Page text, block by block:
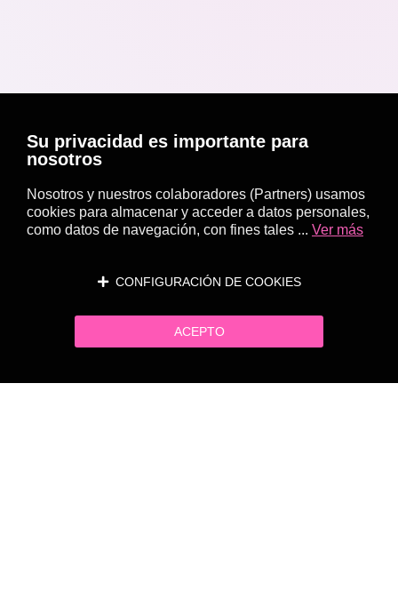
Su privacidad es importante para
nosotros
Nosotros y nuestros colaboradores (Partners) usamos
cookies para almacenar y acceder a datos personales,
como datos de navegación, con fines tales ... Ver más
CONFIGURACIÓN DE COOKIES
ACEPTO